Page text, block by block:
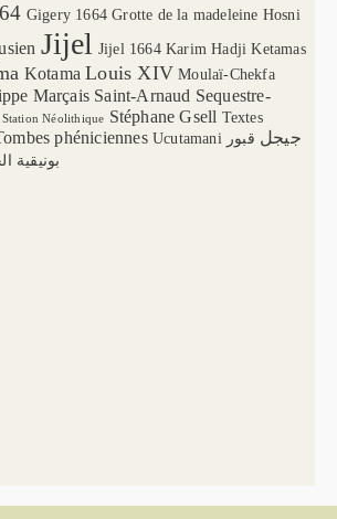
Gigery 1664 Grotte de la madeleine Hosni
Jijel Jijel 1664 Karim Hadji Ketamas
Kotama Louis XIV Moulaï-Chekfa
Marçais Saint-Arnaud Sequestre-
Station Néolithique Stéphane Gsell Textes
phéniciennes Ucutamani جيجل قبور
بونيقية